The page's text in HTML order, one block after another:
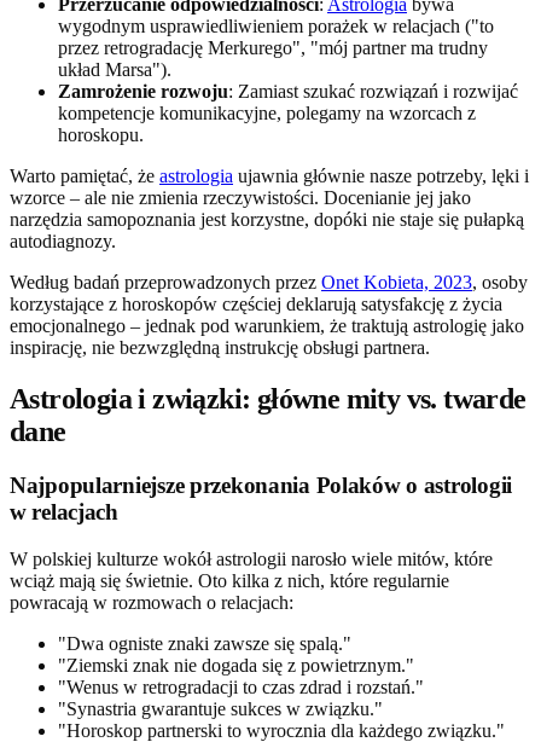
Przerzucanie odpowiedzialności: Astrologia bywa
wygodnym usprawiedliwieniem porażek w relacjach ("to
przez retrogradację Merkurego", "mój partner ma trudny
układ Marsa").
Zamrożenie rozwoju: Zamiast szukać rozwiązań i rozwijać
kompetencje komunikacyjne, polegamy na wzorcach z
horoskopu.
Warto pamiętać, że astrologia ujawnia głównie nasze potrzeby, lęki i
wzorce – ale nie zmienia rzeczywistości. Docenianie jej jako
narzędzia samopoznania jest korzystne, dopóki nie staje się pułapką
autodiagnozy.
Według badań przeprowadzonych przez Onet Kobieta, 2023, osoby
korzystające z horoskopów częściej deklarują satysfakcję z życia
emocjonalnego – jednak pod warunkiem, że traktują astrologię jako
inspirację, nie bezwzględną instrukcję obsługi partnera.
Astrologia i związki: główne mity vs. twarde
dane
Najpopularniejsze przekonania Polaków o astrologii
w relacjach
W polskiej kulturze wokół astrologii narosło wiele mitów, które
wciąż mają się świetnie. Oto kilka z nich, które regularnie
powracają w rozmowach o relacjach:
"Dwa ogniste znaki zawsze się spalą."
"Ziemski znak nie dogada się z powietrznym."
"Wenus w retrogradacji to czas zdrad i rozstań."
"Synastria gwarantuje sukces w związku."
"Horoskop partnerski to wyrocznia dla każdego związku."